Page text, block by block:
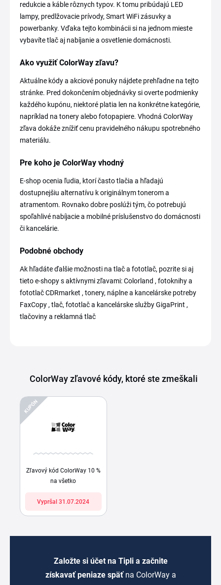
redukcie a káble rôznych typov. K tomu pribúdajú LED
lampy, predlžovacie prívody, Smart WiFi zásuvky a
powerbanky. Vďaka tejto kombinácii si na jednom mieste
vybavíte tlač aj nabíjanie a osvetlenie domácnosti.
Ako využiť ColorWay zľavu?
Aktuálne kódy a akciové ponuky nájdete prehľadne na tejto
stránke. Pred dokončením objednávky si overte podmienky
každého kupónu, niektoré platia len na konkrétne kategórie,
napríklad na tonery alebo fotopapiere. Vhodná ColorWay
zľava dokáže znížiť cenu pravidelného nákupu spotrebného
materiálu.
Pre koho je ColorWay vhodný
E-shop ocenia ľudia, ktorí často tlačia a hľadajú
dostupnejšiu alternatívu k originálnym tonerom a
atramentom. Rovnako dobre poslúži tým, čo potrebujú
spoľahlivé nabíjacie a mobilné príslušenstvo do domácnosti
či kancelárie.
Podobné obchody
Ak hľadáte ďalšie možnosti na tlač a fototlač, pozrite si aj
tieto e-shopy s aktívnymi zľavami: Colorland , fotoknihy a
fototlač CDRmarket , tonery, náplne a kancelárske potreby
FaxCopy , tlač, fototlač a kancelárske služby GigaPrint ,
tlačoviny a reklamná tlač
ColorWay zľavové kódy, ktoré ste zmeškali
KUPÓN
Zľavový kód ColorWay 10 %
na všetko
Vypršal 31.07.2024
Založte si účet na Tipli a začnite
získavať peniaze späť na ColorWay a